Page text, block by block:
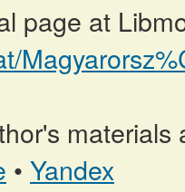
page at
materials
• Yandex